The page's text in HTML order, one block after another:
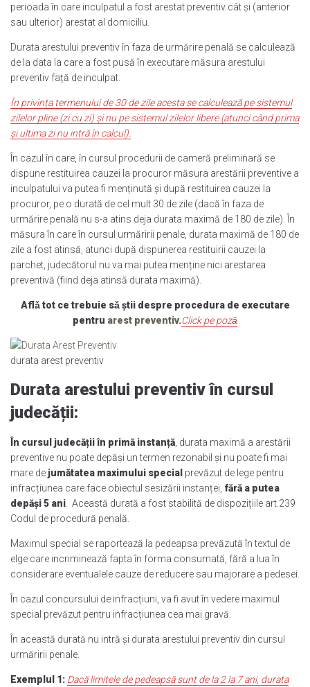
perioada în care inculpatul a fost arestat preventiv cât și (anterior
sau ulterior) arestat al domiciliu.
Durata arestului preventiv în faza de urmărire penală se calculează
de la data la care a fost pusă în executare măsura arestului
preventiv față de inculpat.
În privința termenului de 30 de zile acesta se calculează pe sistemul
zilelor pline (zi cu zi) și nu pe sistemul zilelor libere (atunci când prima
și ultima zi nu intră în calcul).
În cazul în care, în cursul procedurii de cameră preliminară se
dispune restituirea cauzei la procuror măsura arestării preventive a
inculpatului va putea fi menținută și după restituirea cauzei la
procuror, pe o durată de cel mult 30 de zile (dacă în faza de
urmărire penală nu s-a atins deja durata maximă de 180 de zile). În
măsura în care în cursul urmăririi penale, durata maximă de 180 de
zile a fost atinsă, atunci după dispunerea restituirii cauzei la
parchet, judecătorul nu va mai putea menține nici arestarea
preventivă (fiind deja atinsă durata maximă).
Aflǎ tot ce trebuie sǎ știi despre procedura de executare
pentru arest preventiv.Click pe pozǎ
durata arest preventiv
Durata arestului preventiv în cursul
judecății:
În cursul judecății în primă instanță , durata maximă a arestării
preventive nu poate depăși un termen rezonabil și nu poate fi mai
mare de jumătatea maximului special prevăzut de lege pentru
infracțiunea care face obiectul sesizării instanței, fără a putea
depăși 5 ani . Această durată a fost stabilită de dispozițiile art.239
Codul de procedură penală.
Maximul special se raportează la pedeapsa prevăzută în textul de
elge care incriminează fapta în forma consumată, fără a lua în
considerare eventualele cauze de reducere sau majorare a pedesei.
În cazul concursului de infracțiuni, va fi avut în vedere maximul
special prevăzut pentru infracțiunea cea mai gravă.
În această durată nu intră și durata arestului preventiv din cursul
urmăririi penale.
Exemplul 1: Dacă limitele de pedeapsă sunt de la 2 la 7 ani, durata